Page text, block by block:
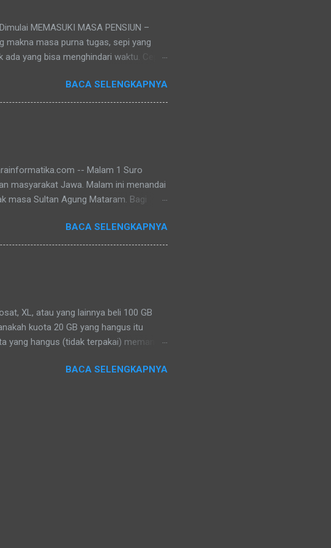
MEMASUKI MASA PENSIUN –
makna masa purna tugas, sepi yang
yang bisa menghindari waktu. Cepat
Masa purna tugas seringkali menjadi
usia, dan jauh-jauh hari sebenarnya
akhir dari perjalanan kerja seseorang.
seseorang ke tengah keluarga
BACA SELENGKAPNYA
-- Malam 1 Suro
masyarakat Jawa. Malam ini menandai
masa Sultan Agung Mataram. Bagi
Esa. � Di berbagai wilayah
kini. Meski bentuknya berbeda-beda,
batin, memohon keselamatan, dan
BACA SELENGKAPNYA
XL, atau yang lainnya beli 100 GB
kuota 20 GB yang hangus itu
yang hangus (tidak terpakai) memang
izin akses ke jaringan, bukan
BACA SELENGKAPNYA